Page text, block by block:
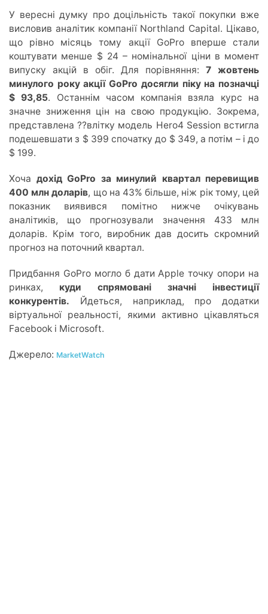
У вересні думку про доцільність такої покупки вже
висловив аналітик компанії Northland Capital. Цікаво,
що рівно місяць тому акції GoPro вперше стали
коштувати менше $ 24 – номінальної ціни в момент
випуску акцій в обіг. Для порівняння: 7 жовтень
минулого року акції GoPro досягли піку на позначці
$ 93,85. Останнім часом компанія взяла курс на
значне зниження цін на свою продукцію. Зокрема,
представлена ??влітку модель Hero4 Session встигла
подешевшати з $ 399 спочатку до $ 349, а потім – і до
$ 199.
Хоча дохід GoPro за минулий квартал перевищив
400 млн доларів, що на 43% більше, ніж рік тому, цей
показник виявився помітно нижче очікувань
аналітиків, що прогнозували значення 433 млн
доларів. Крім того, виробник дав досить скромний
прогноз на поточний квартал.
Придбання GoPro могло б дати Apple точку опори на
ринках, куди спрямовані значні інвестиції
конкурентів. Йдеться, наприклад, про додатки
віртуальної реальності, якими активно цікавляться
Facebook і Microsoft.
Джерело: MarketWatch